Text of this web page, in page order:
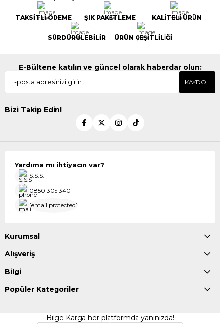
TAKSİTLİ ÖDEME ŞIK PAKETLEME KALİTELİ ÜRÜN
SÜRDÜRÜLEBİLİR ÜRÜN ÇEŞİTLİLİĞİ
E-Bültene katılın ve güncel olarak haberdar olun:
KAYDOL
Bizi Takip Edin!
Yardıma mı ihtiyacın var?
S.S.S.
0850 305 3401
[email protected]
Kurumsal
Alışveriş
Bilgi
Popüler Kategoriler
Bilge Karga her platformda yanınızda!